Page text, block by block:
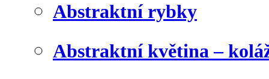
Abstraktní rybky
Abstraktní květina –